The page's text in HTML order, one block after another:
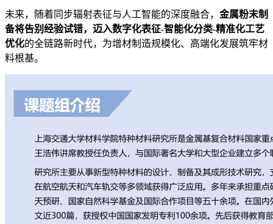
未来，随着同步辐射表征与人工智能的深度融合， 金属粉末制
备将告别经验试错，迈入数字化表征-智能化分类-精准化工艺
优化的全链路新时代，为增材制造规模化、高端化发展筑牢材
料根基。